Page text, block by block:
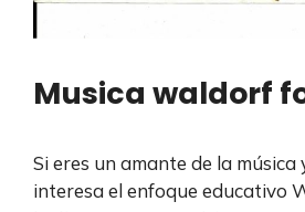
Musica waldorf
Si eres un amante de la música
interesa el enfoque educativo